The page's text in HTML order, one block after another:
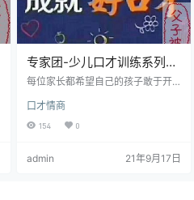
专家团-少儿口才训练系列
100讲 AVI格式
每位家长都希望自己的孩子敢于开
编给大家带来的是少儿口才训练100
讲，希望对小朋友们有所帮助。 资
源目录： │├─01.学讲话练口才 学
学讲话练口才02.avi│ 学讲话练口
口才情商
154 0
admin 21年9月17日